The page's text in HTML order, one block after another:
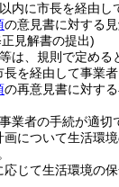
内に市長を経由し
の意見書に対する
見解書の提出)
は、規則で定める
長を経由して事業
の再意見書に対す
業者の手続が適切
画について生活環
じて生活環境の